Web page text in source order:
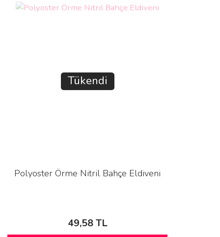
Tükendi
Polyoster Örme Nitril Bahçe Eldiveni
49,58 TL